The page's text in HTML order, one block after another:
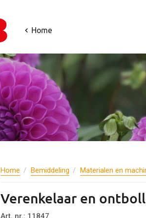
Home
Home Bemiddeling Materialen en
Verenkelaar en
Art. nr.: 11847
E-
of